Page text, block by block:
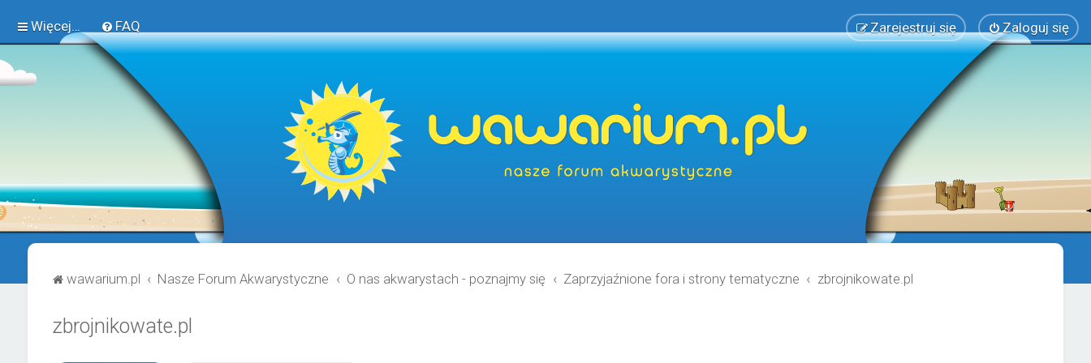
Więcej… FAQ Zaloguj się
Zarejestruj się
wawarium.pl Nasze Forum Akwarystyczne O nas akwarystach - poznajmy się Zaprzyjaźnione fora i strony tematyczne zbrojnikowate.pl
zbrojnikowate.pl